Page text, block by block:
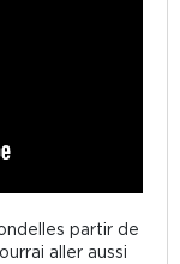
partir de
aller aussi